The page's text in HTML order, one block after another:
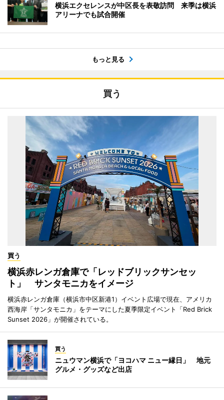
横浜エクセレンスが中区長を表敬訪問 来季は横浜
アリーナでも試合開催
もっと見る
買う
買う
横浜赤レンガ倉庫で「レッドブリックサンセッ
ト」 サンタモニカをイメージ
横浜赤レンガ倉庫（横浜市中区新港1）イベント広場で現在、アメリカ
西海岸「サンタモニカ」をテーマにした夏季限定イベント「Red Brick
Sunset 2026」が開催されている。
買う
ニュウマン横浜で「ヨコハマ ニュー縁日」 地元
グルメ・グッズなど出店